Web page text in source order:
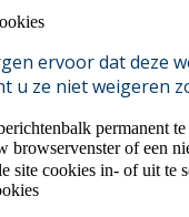
ervoor dat deze
u ze niet weigeren
permanent
browservenster of een
site cookies in- of uit te